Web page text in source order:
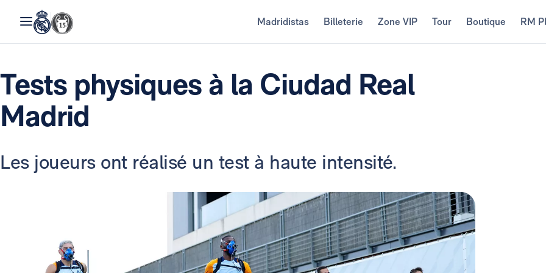
Madridistas Billeterie Zone VIP Tour Boutique RM
Tests physiques à la Ciudad Real
Madrid
Les joueurs ont réalisé un test à haute intensité.